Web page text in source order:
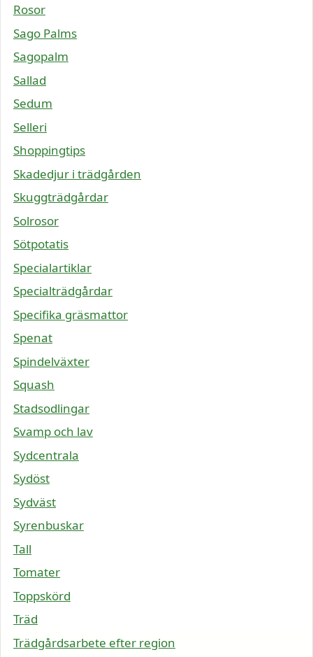
Rosor
Sago Palms
Sagopalm
Sallad
Sedum
Selleri
Shoppingtips
Skadedjur i trädgården
Skuggträdgårdar
Solrosor
Sötpotatis
Specialartiklar
Specialträdgårdar
Specifika gräsmattor
Spenat
Spindelväxter
Squash
Stadsodlingar
Svamp och lav
Sydcentrala
Sydöst
Sydväst
Syrenbuskar
Tall
Tomater
Toppskörd
Träd
Trädgårdsarbete efter region